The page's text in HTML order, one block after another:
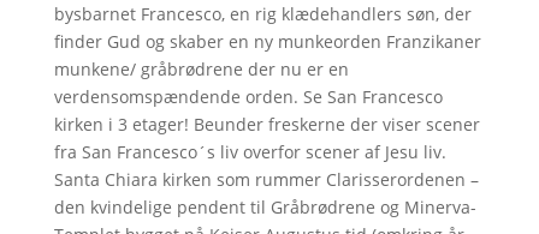
bysbarnet Francesco, en rig klædehandlers søn, der
finder Gud og skaber en ny munkeorden Franzikaner
munkene/ gråbrødrene der nu er en
verdensomspændende orden. Se San Francesco
kirken i 3 etager! Beunder freskerne der viser scener
fra San Francesco´s liv overfor scener af Jesu liv.
Santa Chiara kirken som rummer Clarisserordenen –
den kvindelige pendent til Gråbrødrene og Minerva-